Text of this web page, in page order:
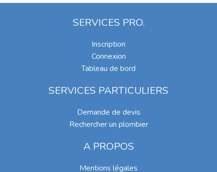
SERVICES PRO.
Inscription
Connexion
Tableau de bord
SERVICES PARTICULIERS
Demande de devis
Rechercher un plombier
A PROPOS
Mentions légales